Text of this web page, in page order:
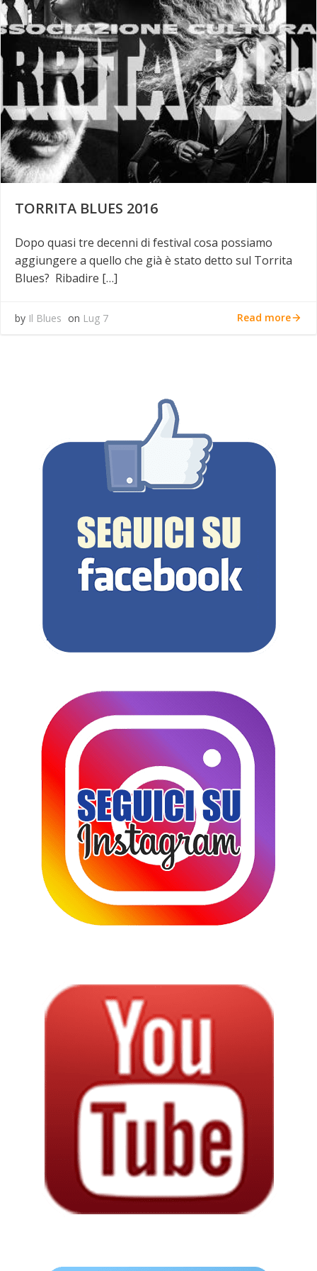
TORRITA BLUES 2016
Dopo quasi tre decenni di festival cosa possiamo
aggiungere a quello che già è stato detto sul Torrita
Blues? Ribadire […]
by Il Blues on Lug 7 Read more